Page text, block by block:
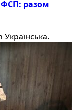
ФСП: разом